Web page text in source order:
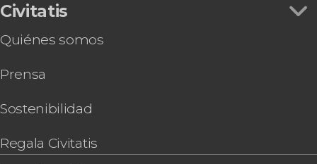
Civitatis
Quiénes somos
Prensa
Sostenibilidad
Regala Civitatis